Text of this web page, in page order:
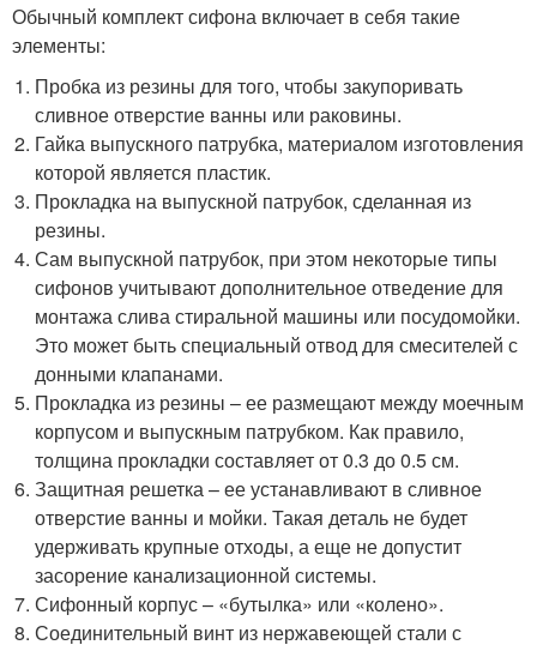
Обычный комплект сифона включает в себя такие
элементы:
Пробка из резины для того, чтобы закупоривать
сливное отверстие ванны или раковины.
Гайка выпускного патрубка, материалом изготовления
которой является пластик.
Прокладка на выпускной патрубок, сделанная из
резины.
Сам выпускной патрубок, при этом некоторые типы
сифонов учитывают дополнительное отведение для
монтажа слива стиральной машины или посудомойки.
Это может быть специальный отвод для смесителей с
донными клапанами.
Прокладка из резины – ее размещают между моечным
корпусом и выпускным патрубком. Как правило,
толщина прокладки составляет от 0.3 до 0.5 см.
Защитная решетка – ее устанавливают в сливное
отверстие ванны и мойки. Такая деталь не будет
удерживать крупные отходы, а еще не допустит
засорение канализационной системы.
Сифонный корпус – «бутылка» или «колено».
Соединительный винт из нержавеющей стали с